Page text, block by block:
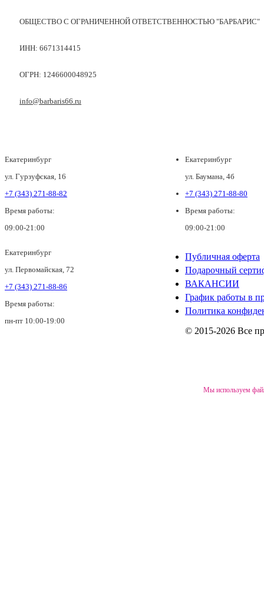
ОБЩЕСТВО С ОГРАНИЧЕННОЙ ОТВЕТСТВЕННОСТЬЮ "БАРБАРИС"
ИНН: 6671314415
ОГРН: 1246600048925
info@barbaris66.ru
Екатеринбург
ул. Гурзуфская, 16
+7 (343) 271-88-82
Время работы:
09:00-21:00
Екатеринбург
ул. Баумана, 4б
+7 (343) 271-88-80
Время работы:
09:00-21:00
Екатеринбург
ул. Первомайская, 72
+7 (343) 271-88-86
Время работы:
пн-пт 10:00-19:00
Публичная оферта
Подарочный
ВАКАНСИИ
График работы в
Политика
© 2015-2026 Все
Мы используем